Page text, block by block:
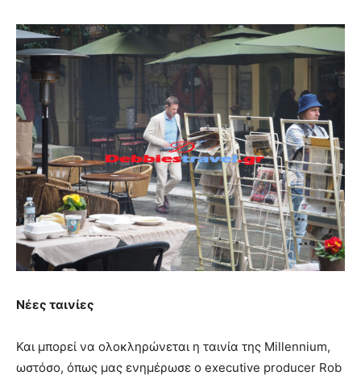
Νέες ταινίες
Και μπορεί να ολοκληρώνεται η ταινία της Millennium,
ωστόσο, όπως μας ενημέρωσε ο executive producer Rob